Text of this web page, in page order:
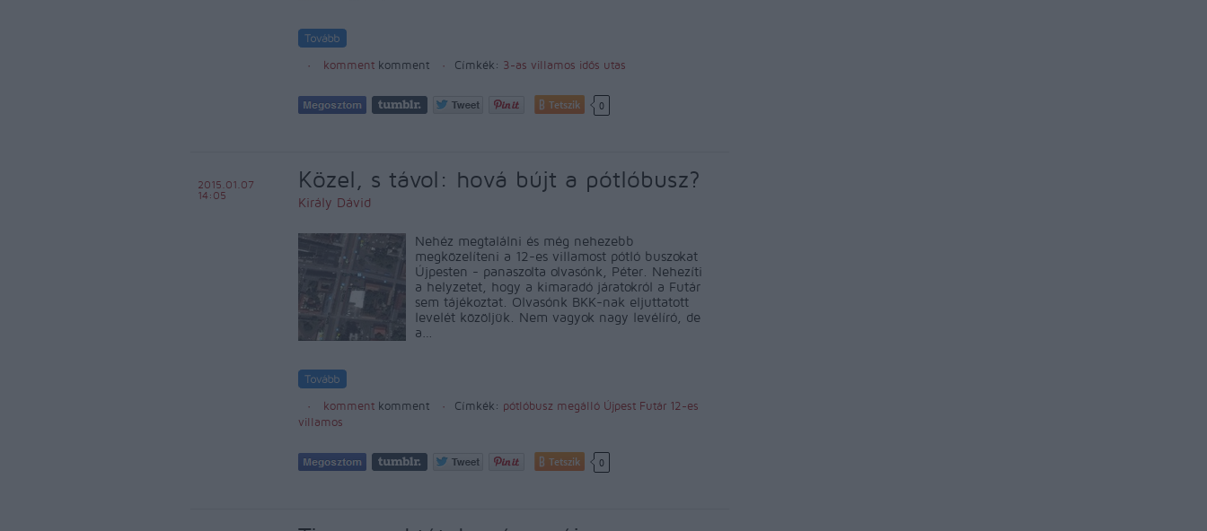
komment komment Címkék: 3-as villamos idős utas
Tetszik 0
Közel, s távol: hová bújt a pótlóbusz?
Király Dávid
2015.01.07
14:05
Nehéz megtalálni és még nehezebb
megközelíteni a 12-es villamost pótló buszokat
Újpesten - panaszolta olvasónk, Péter. Nehezíti
a helyzetet, hogy a kimaradó járatokról a Futár
sem tájékoztat. Olvasónk BKK-nak eljuttatott
levelét közöljük. Nem vagyok nagy levélíró, de
a…
komment komment Címkék: pótlóbusz megálló Újpest Futár 12-es
villamos
Tetszik 0